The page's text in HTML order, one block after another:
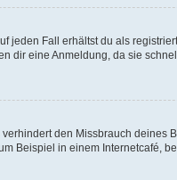
jeden Fall erhältst du als
dir eine Anmeldung, da sie
den Missbrauch deines
Beispiel in einem Internetcafé,